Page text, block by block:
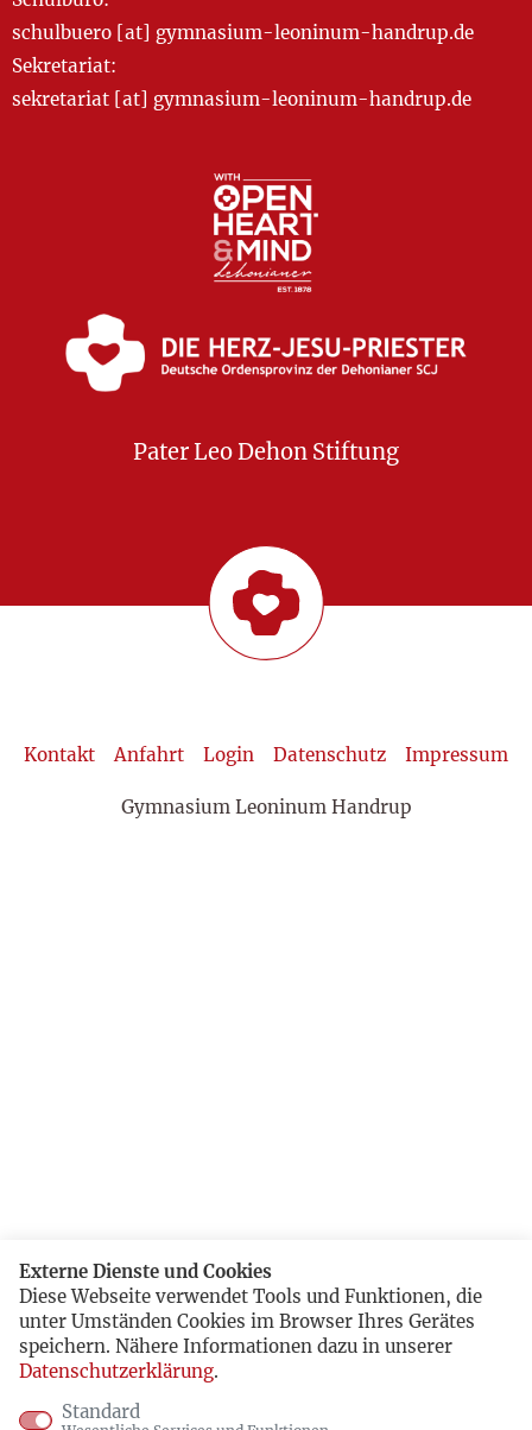
schulbuero [at] gymnasium-leoninum-handrup.de
Sekretariat:
sekretariat [at] gymnasium-leoninum-handrup.de
Pater Leo Dehon Stiftung
Kontakt Anfahrt Login Datenschutz Impressum
Gymnasium Leoninum Handrup
Externe Dienste und Cookies
Diese Webseite verwendet Tools und Funktionen, die
unter Umständen Cookies im Browser Ihres Gerätes
speichern. Nähere Informationen dazu in unserer
Datenschutzerklärung.
Standard